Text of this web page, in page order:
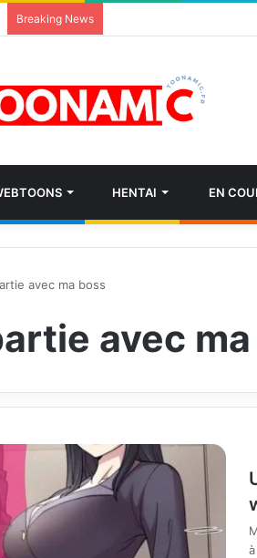
Breaking News
HENTAI EN
avec ma boss
avec